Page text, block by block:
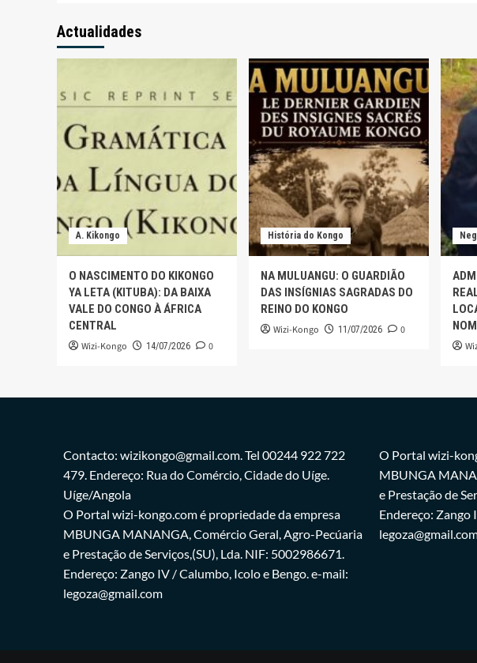
Actualidades
A. Kikongo
O NASCIMENTO DO KIKONGO
YA LETA (KITUBA): DA BAIXA
VALE DO CONGO À ÁFRICA
CENTRAL
Wizi-Kongo 14/07/2026 0
História do Kongo
NA MULUANGU: O GUARDIÃO
DAS INSÍGNIAS SAGRADAS DO
REINO DO KONGO
Wizi-Kongo 11/07/2026 0
Contacto: wizikongo@gmail.com. Tel 00244 922 722
479. Endereço: Rua do Comércio, Cidade do Uíge.
Uíge/Angola
O Portal wizi-kongo.com é propriedade da empresa
MBUNGA MANANGA, Comércio Geral, Agro-Pecúaria
e Prestação de Serviços,(SU), Lda. NIF: 5002986671.
Endereço: Zango IV / Calumbo, Icolo e Bengo. e-mail:
legoza@gmail.com
O Portal wizi-
MBUNGA
e Prestação de
Endereço: Zango